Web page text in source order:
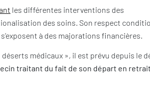
les différentes interventions des
des soins. Son respect
à des majorations financières.
médicaux », il est prévu depuis le
traitant du fait de son départ en